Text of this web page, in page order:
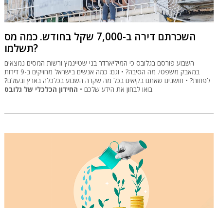
השכרתם דירה ב-7,000 שקל בחודש. כמה מס
תשלמו?
השבוע פורסם בגלובס כי המיליארדר בני שטיינמץ ורשות המסים נמצאים
במאבק משפטי. מה הסיבה? • וגם: כמה אנשים בישראל מחזיקים ב-9 דירות
לפחות? • חושבים שאתם בקיאים בכל מה שקרה השבוע בכלכלה בארץ ובעולם?
בואו לבחון את הידע שלכם • החידון הכלכלי של גלובס